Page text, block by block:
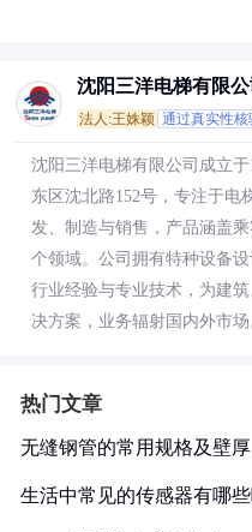
沈阳三洋电梯有限公
法人:王姝颖 通过真实性核
沈阳三洋电梯有限公司成立
东区沈北路152号，专注于电
发、制造与销售，产品涵盖
个领域。公司拥有特种设备
行业经验与专业技术，为建
决方案，业务辐射国内外市场
热门文章
无缝钢管的常用规格及壁厚
生活中常见的传感器有哪